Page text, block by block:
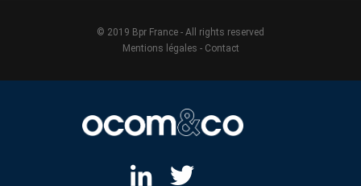
© 2019 Bpr France - All rights reserved
Mentions légales - Contact